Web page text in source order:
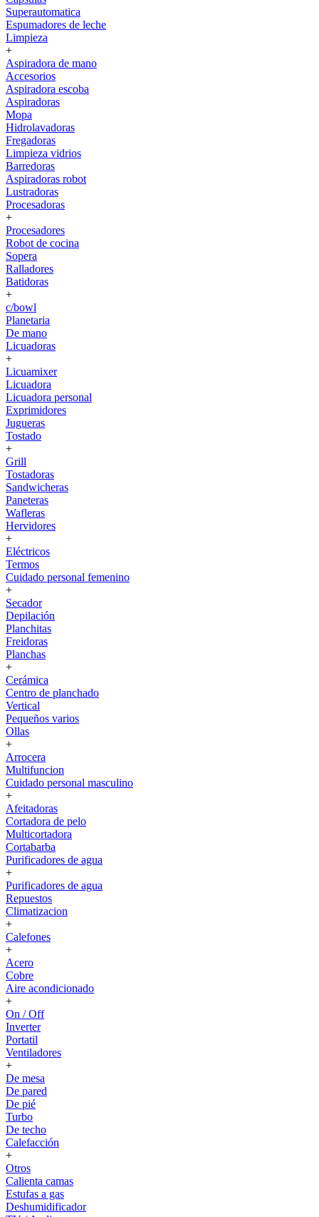
Superautomatica
Espumadores de leche
Limpieza
+
Aspiradora de mano
Accesorios
Aspiradora escoba
Aspiradoras
Mopa
Hidrolavadoras
Fregadoras
Limpieza vidrios
Barredoras
Aspiradoras robot
Lustradoras
Procesadoras
+
Procesadores
Robot de cocina
Sopera
Ralladores
Batidoras
+
c/bowl
Planetaria
De mano
Licuadoras
+
Licuamixer
Licuadora
Licuadora personal
Exprimidores
Jugueras
Tostado
+
Grill
Tostadoras
Sandwicheras
Paneteras
Wafleras
Hervidores
+
Eléctricos
Termos
Cuidado personal femenino
+
Secador
Depilación
Planchitas
Freidoras
Planchas
+
Cerámica
Centro de planchado
Vertical
Pequeños varios
Ollas
+
Arrocera
Multifuncion
Cuidado personal masculino
+
Afeitadoras
Cortadora de pelo
Multicortadora
Cortabarba
Purificadores de agua
+
Purificadores de agua
Repuestos
Climatizacion
+
Calefones
+
Acero
Cobre
Aire acondicionado
+
On / Off
Inverter
Portatil
Ventiladores
+
De mesa
De pared
De pié
Turbo
De techo
Calefacción
+
Otros
Calienta camas
Estufas a gas
Deshumidificador